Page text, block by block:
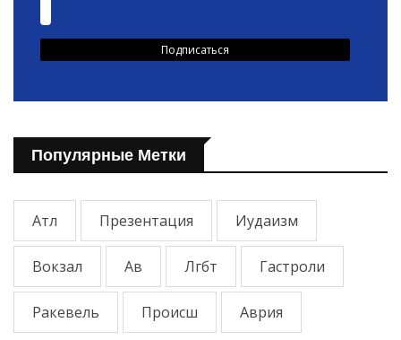
Популярные Метки
Атл Презентация Иудаизм
Вокзал Ав Лгбт Гастроли
Ракевель Происш Аврия